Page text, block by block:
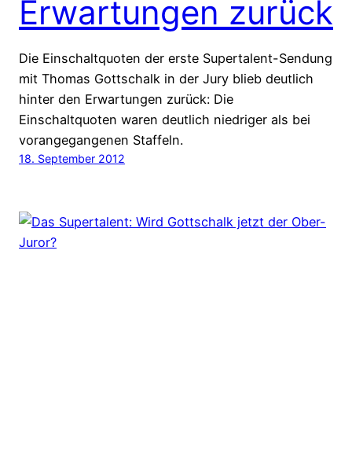
Erwartungen zurück
Die Einschaltquoten der erste Supertalent-Sendung
mit Thomas Gottschalk in der Jury blieb deutlich
hinter den Erwartungen zurück: Die
Einschaltquoten waren deutlich niedriger als bei
vorangegangenen Staffeln.
18. September 2012